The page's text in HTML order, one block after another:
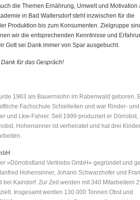
die Themen Ernährung, Umwelt und Motivation
in Bad Waltersdorf steht inzwischen für die
Produktion bis zum Konsumenten. Zielgruppe
wir die entsprechenden Kenntnisse und
Gott sei Dank immer von Spar ausgebucht.
für das Gespräch!
1963 als Bauernsohn im Rabenwald geboren.
Fachschule Schielleiten und war Rinder- und
und Lkw-Fahrer. Seit 1999 produziert er Dörrobst,
Hohensinner ist verheiratet und hat drei
»Dörrobstland Vertriebs GmbH« gegründet und
Hohensinner, Johann Schwarzhofer und
bei Kaindorf. Zur Zeit werden mit 340 Mitarbeitern
Insgesamt werden 130.000 Tonnen Obst und